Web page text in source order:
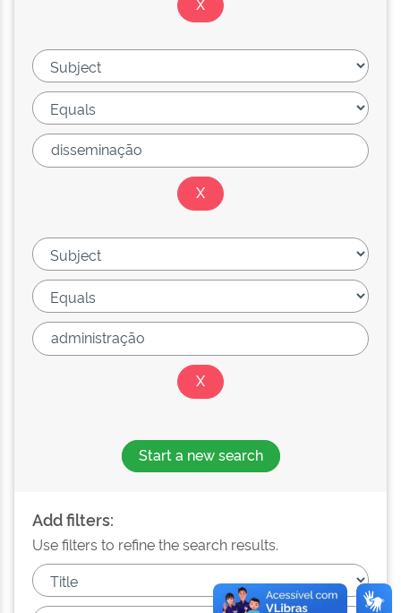
Start a new search
Add filters:
Use filters to refine the search results.